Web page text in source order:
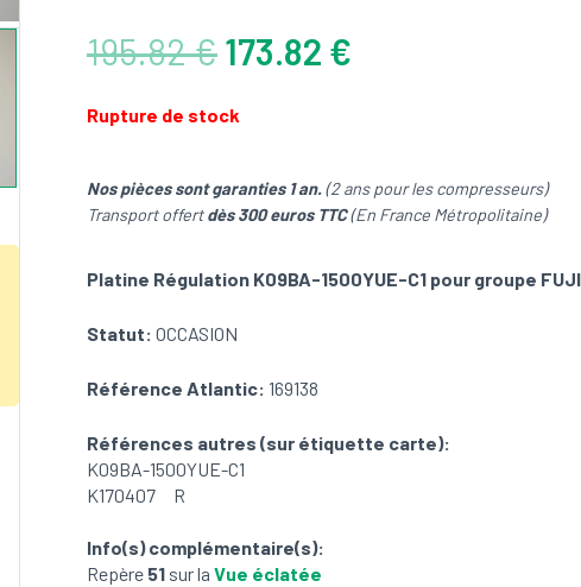
195.82€Le
prix
initial
était :
173.82 €Le
Rupture de stock
Nos pièces sont garanties 1 an.(2 ans pour les compresseurs)
Transport offertdès 300 euros TTC(En France Métropolitaine)
Platine Régulation K09BA-1500YUE-C1 pour groupe
Statut: OCCASION
Référence Atlantic: 169138
Références autres (sur étiquette carte):
K09BA-1500YUE-C1
K170407 R
Info(s) complémentaire(s):
Repère 51sur la Vue éclatée